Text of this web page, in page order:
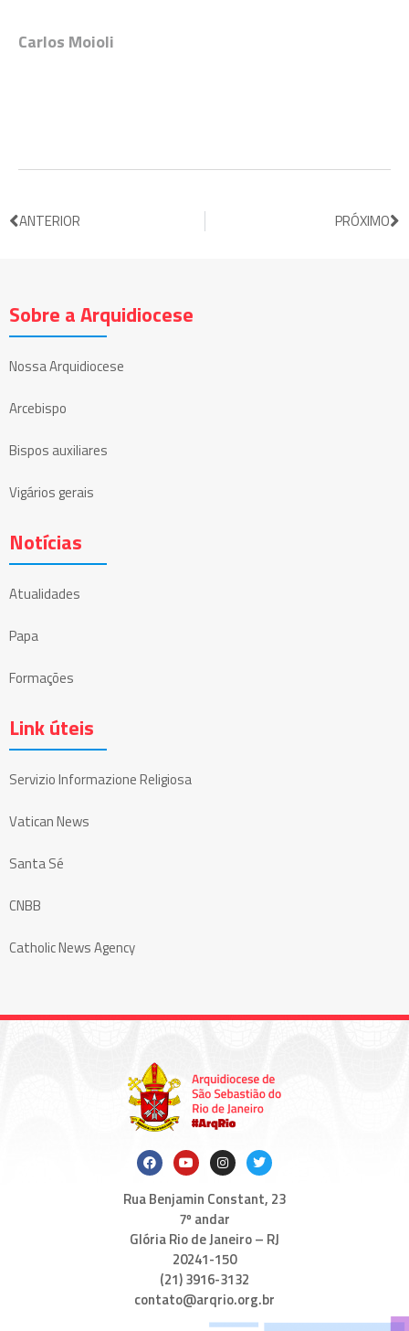
Carlos Moioli
ANTERIOR PRÓXIMO
Sobre a Arquidiocese
Nossa Arquidiocese
Arcebispo
Bispos auxiliares
Vigários gerais
Notícias
Atualidades
Papa
Formações
Link úteis
Servizio Informazione Religiosa
Vatican News
Santa Sé
CNBB
Catholic News Agency
Rua Benjamin Constant, 23
7º andar
Glória Rio de Janeiro – RJ
20241-150
(21) 3916-3132
contato@arqrio.org.br